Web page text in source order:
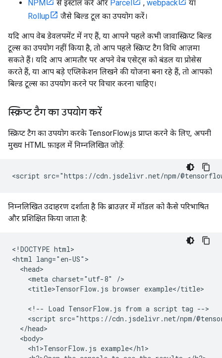
NPM से इंस्टॉल करें और Parcel , webpack
या
Rollup
जैसे बिल्ड टूल का उपयोग करें।
यदि आप वेब डेवलपमेंट में नए हैं, या आपने पहले कभी जावास्क्रिप्ट बिल्ड
टूल्स का उपयोग नहीं किया है, तो आप पहले स्क्रिप्ट टैग विधि आज़मा
सकते हैं। यदि आप आमतौर पर अपने वेब एसेट्स को बंडल या प्रोसेस
करते हैं, या आप बड़े एप्लिकेशन लिखने की योजना बना रहे हैं, तो आपको
बिल्ड टूल्स का उपयोग करने पर विचार करना चाहिए।
स्क्रिप्ट टैग का उपयोग करें
स्क्रिप्ट टैग का उपयोग करके TensorFlow.js प्राप्त करने के लिए, अपनी
मुख्य HTML फ़ाइल में निम्नलिखित जोड़ें:
निम्नलिखित उदाहरण दर्शाता है कि ब्राउज़र में मॉडल को कैसे परिभाषित
और प्रशिक्षित किया जाता है:
<!DOCTYPE html>
<html lang="en-US">
  <head>
    <meta charset="utf-8" />
    <title>TensorFlow.js browser example</title>
    <!-- Load TensorFlow.js from a script tag -->
<script src="https://cdn.jsdelivr.net/npm/
  </head>
  <body>
    <h1>TensorFlow.js example</h1>